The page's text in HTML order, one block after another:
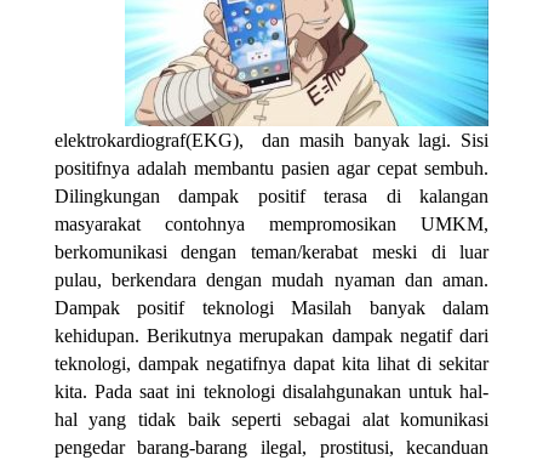
elektrokardiograf(EKG), dan masih banyak lagi. Sisi
positifnya adalah membantu pasien agar cepat sembuh.
Dilingkungan dampak positif terasa di kalangan
masyarakat contohnya mempromosikan UMKM,
berkomunikasi dengan teman/kerabat meski di luar
pulau, berkendara dengan mudah nyaman dan aman.
Dampak positif teknologi Masilah banyak dalam
kehidupan. Berikutnya merupakan dampak negatif dari
teknologi, dampak negatifnya dapat kita lihat di sekitar
kita. Pada saat ini teknologi disalahgunakan untuk hal-
hal yang tidak baik seperti sebagai alat komunikasi
pengedar barang-barang ilegal, prostitusi, kecanduan